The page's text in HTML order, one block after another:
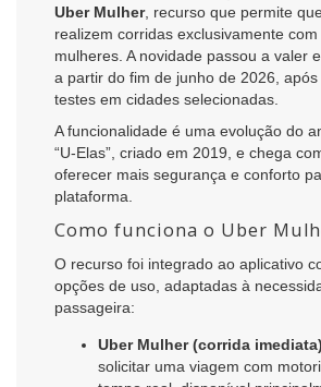
Uber Mulher, recurso que permite
realizem corridas exclusivamente
mulheres. A novidade passou a valer
a partir do fim de junho de 2026,
testes em cidades selecionadas.
A funcionalidade é uma evolução do
“U-Elas”, criado em 2019, e chega
oferecer mais segurança e conforto
plataforma.
Como funciona o Uber
O recurso foi integrado ao aplicativo
opções de uso, adaptadas à
passageira:
Uber Mulher (corrida
solicitar uma viagem com